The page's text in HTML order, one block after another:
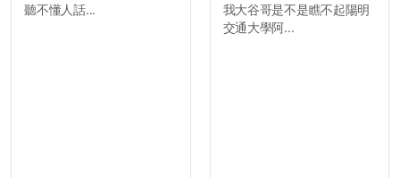
聽不懂人話...
我大谷哥是不是瞧不起陽明
交通大學阿...